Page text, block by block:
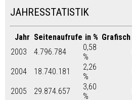
JAHRESSTATISTIK
Jahr Seitenaufrufe in % Grafisch
2003
4.796.784
0,58
%
2004
18.740.181
2,26
%
2005
29.874.657
3,60
%